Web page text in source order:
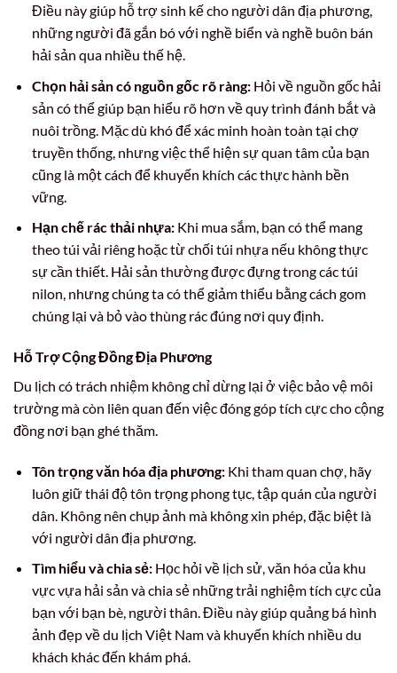
Điều này giúp hỗ trợ sinh kế cho người dân địa phương,
những người đã gắn bó với nghề biển và nghề buôn bán
hải sản qua nhiều thế hệ.
Chọn hải sản có nguồn gốc rõ ràng:Hỏi về nguồn gốc hải
sản có thể giúp bạn hiểu rõ hơn về quy trình đánh bắt và
nuôi trồng. Mặc dù khó để xác minh hoàn toàn tại chợ
truyền thống, nhưng việc thể hiện sự quan tâm của bạn
cũng là một cách để khuyến khích các thực hành bền
vững.
Hạn chế rác thải nhựa:Khi mua sắm, bạn có thể mang
theo túi vải riêng hoặc từ chối túi nhựa nếu không thực
sự cần thiết. Hải sản thường được đựng trong các túi
nilon, nhưng chúng ta có thể giảm thiểu bằng cách gom
chúng lại và bỏ vào thùng rác đúng nơi quy định.
Hỗ Trợ Cộng Đồng Địa Phương
Du lịch có trách nhiệm không chỉ dừng lại ở việc bảo vệ môi
trường mà còn liên quan đến việc đóng góp tích cực cho cộng
đồng nơi bạn ghé thăm.
Tôn trọng văn hóa địa phương:Khi tham quan chợ, hãy
luôn giữ thái độ tôn trọng phong tục, tập quán của người
dân. Không nên chụp ảnh mà không xin phép, đặc biệt là
với người dân địa phương.
Tìm hiểu và chia sẻ:Học hỏi về lịch sử, văn hóa của khu
vực vựa hải sản và chia sẻ những trải nghiệm tích cực của
bạn với bạn bè, người thân. Điều này giúp quảng bá hình
ảnh đẹp về du lịch Việt Nam và khuyến khích nhiều du
khách khác đến khám phá.